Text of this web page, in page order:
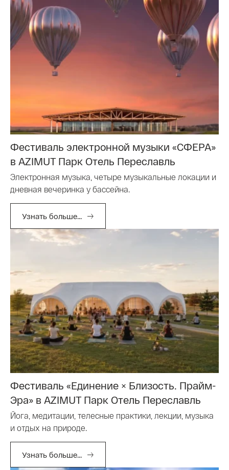
Фестиваль электронной музыки «СФЕРА»
в AZIMUT Парк Отель Переславль
Электронная музыка, четыре музыкальные локации и
дневная вечеринка у бассейна.
Узнать больше...
Фестиваль «Единение × Близость. Прайм-
Эра» в AZIMUT Парк Отель Переславль
Йога, медитации, телесные практики, лекции, музыка
и отдых на природе.
Узнать больше...